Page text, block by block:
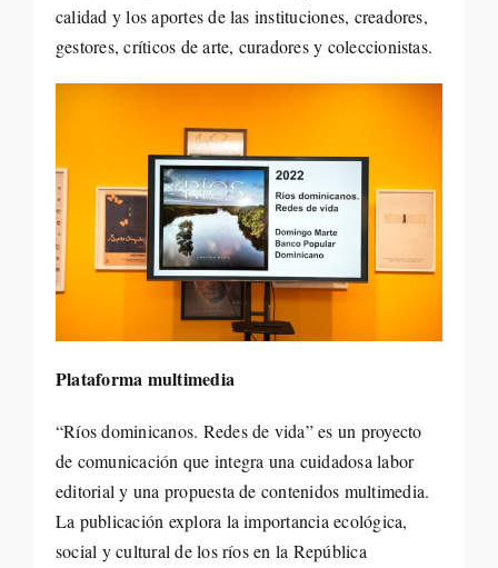
calidad y los aportes de las instituciones, creadores,
gestores, críticos de arte, curadores y coleccionistas.
Plataforma multimedia
“Ríos dominicanos. Redes de vida” es un proyecto
de comunicación que integra una cuidadosa labor
editorial y una propuesta de contenidos multimedia.
La publicación explora la importancia ecológica,
social y cultural de los ríos en la República